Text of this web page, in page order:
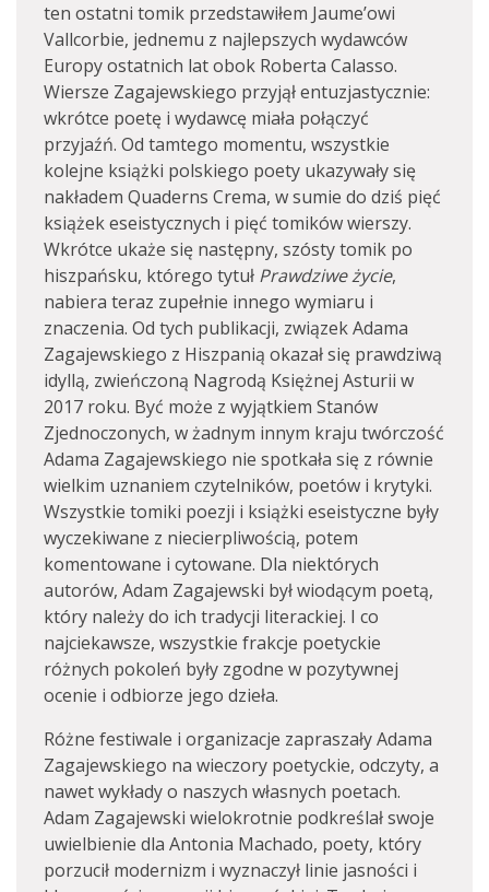
ten ostatni tomik przedstawiłem Jaume’owi
Vallcorbie, jednemu z najlepszych wydawców
Europy ostatnich lat obok Roberta Calasso.
Wiersze Zagajewskiego przyjął entuzjastycznie:
wkrótce poetę i wydawcę miała połączyć
przyjaźń. Od tamtego momentu, wszystkie
kolejne książki polskiego poety ukazywały się
nakładem Quaderns Crema, w sumie do dziś pięć
książek eseistycznych i pięć tomików wierszy.
Wkrótce ukaże się następny, szósty tomik po
hiszpańsku, którego tytuł Prawdziwe życie,
nabiera teraz zupełnie innego wymiaru i
znaczenia. Od tych publikacji, związek Adama
Zagajewskiego z Hiszpanią okazał się prawdziwą
idyllą, zwieńczoną Nagrodą Księżnej Asturii w
2017 roku. Być może z wyjątkiem Stanów
Zjednoczonych, w żadnym innym kraju twórczość
Adama Zagajewskiego nie spotkała się z równie
wielkim uznaniem czytelników, poetów i krytyki.
Wszystkie tomiki poezji i książki eseistyczne były
wyczekiwane z niecierpliwością, potem
komentowane i cytowane. Dla niektórych
autorów, Adam Zagajewski był wiodącym poetą,
który należy do ich tradycji literackiej. I co
najciekawsze, wszystkie frakcje poetyckie
różnych pokoleń były zgodne w pozytywnej
ocenie i odbiorze jego dzieła.
Różne festiwale i organizacje zapraszały Adama
Zagajewskiego na wieczory poetyckie, odczyty, a
nawet wykłady o naszych własnych poetach.
Adam Zagajewski wielokrotnie podkreślał swoje
uwielbienie dla Antonia Machado, poety, który
porzucił modernizm i wyznaczył linie jasności i